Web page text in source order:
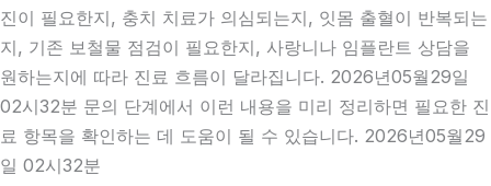
진이 필요한지, 충치 치료가 의심되는지, 잇몸 출혈이 반복되는
지, 기존 보철물 점검이 필요한지, 사랑니나 임플란트 상담을
원하는지에 따라 진료 흐름이 달라집니다. 2026년05월29일
02시32분 문의 단계에서 이런 내용을 미리 정리하면 필요한 진
료 항목을 확인하는 데 도움이 될 수 있습니다. 2026년05월29
일 02시32분